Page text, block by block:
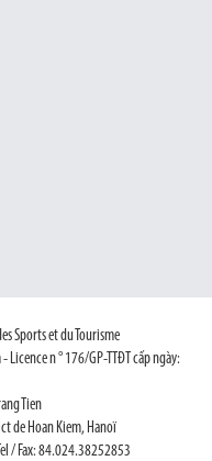
Sports et du Tourisme
n ° 176/GP-TTĐT cấp ngày:
Tien
de Hoan Kiem, Hanoï
/ Fax: 84.024.38252853